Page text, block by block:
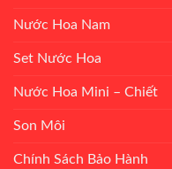
Nước Hoa Nam
Set Nước Hoa
Nước Hoa Mini – Chiết
Son Môi
Chính Sách Bảo Hành